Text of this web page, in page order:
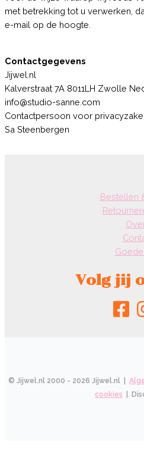
met betrekking tot u verwerken,
e-mail op de hoogte.
Contactgegevens
Jijwel.nl
Kalverstraat 7A 8011LH Zwolle
info@studio-sanne.com
Contactpersoon voor
Sa Steenbergen
Bestellen
Volg jij
© Jijwel.nl 2000 - 2026 Jijwel.nl |
cookies |